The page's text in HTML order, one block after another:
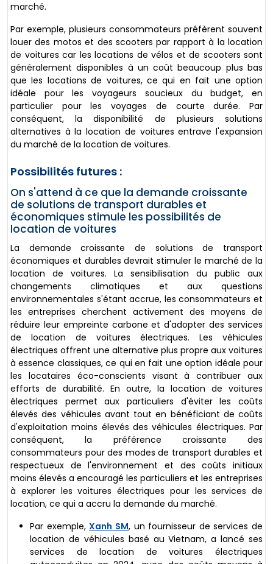
marché.
Par exemple, plusieurs consommateurs préfèrent souvent
louer des motos et des scooters par rapport à la location
de voitures car les locations de vélos et de scooters sont
généralement disponibles à un coût beaucoup plus bas
que les locations de voitures, ce qui en fait une option
idéale pour les voyageurs soucieux du budget, en
particulier pour les voyages de courte durée. Par
conséquent, la disponibilité de plusieurs solutions
alternatives à la location de voitures entrave l'expansion
du marché de la location de voitures.
Possibilités futures :
On s'attend à ce que la demande croissante
de solutions de transport durables et
économiques stimule les possibilités de
location de voitures
La demande croissante de solutions de transport
économiques et durables devrait stimuler le marché de la
location de voitures. La sensibilisation du public aux
changements climatiques et aux questions
environnementales s'étant accrue, les consommateurs et
les entreprises cherchent activement des moyens de
réduire leur empreinte carbone et d'adopter des services
de location de voitures électriques. Les véhicules
électriques offrent une alternative plus propre aux voitures
à essence classiques, ce qui en fait une option idéale pour
les locataires éco-conscients visant à contribuer aux
efforts de durabilité. En outre, la location de voitures
électriques permet aux particuliers d'éviter les coûts
élevés des véhicules avant tout en bénéficiant de coûts
d'exploitation moins élevés des véhicules électriques. Par
conséquent, la préférence croissante des
consommateurs pour des modes de transport durables et
respectueux de l'environnement et des coûts initiaux
moins élevés a encouragé les particuliers et les entreprises
à explorer les voitures électriques pour les services de
location, ce qui a accru la demande du marché.
Par exemple,Xanh SM, un fournisseur de services de
location de véhicules basé au Vietnam, a lancé ses
services de location de voitures électriques